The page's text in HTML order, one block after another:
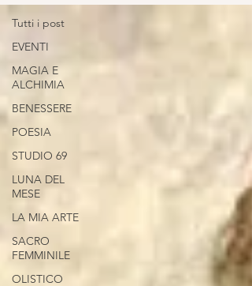
Tutti i post
EVENTI
MAGIA E
ALCHIMIA
BENESSERE
POESIA
STUDIO 69
LUNA DEL
MESE
LA MIA ARTE
SACRO
FEMMINILE
OLISTICO